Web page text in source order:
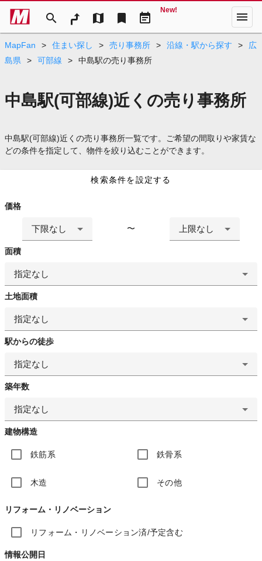
search map bookmark event_note
New! menu
MapFan > 住まい探し > 売り事務所 > 沿線・駅から探す >
広
島県
> 可部線 > 中島駅の売り事務所
中島駅(可部線)近くの売り事務所
中島駅(可部線)近くの売り事務所一覧です。ご希望の間取りや家賃な
どの条件を指定して、物件を絞り込むことができます。
検索条件を設定する
価格
下限なし 〜 上限なし
面積
指定なし
土地面積
指定なし
駅からの徒歩
指定なし
築年数
指定なし
建物構造
鉄筋系 鉄骨系
木造 その他
リフォーム・リノベーション
リフォーム・リノベーション済/予定含む
情報公開日